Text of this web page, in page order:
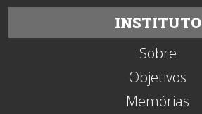
INSTITUTO
Sobre
Objetivos
Memórias